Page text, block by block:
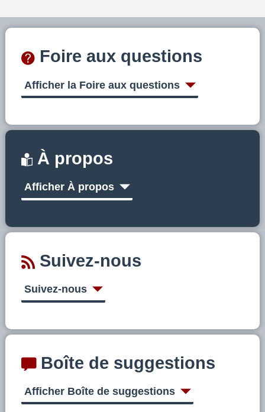
Foire aux questions
Afficher la Foire aux questions
À propos
Afficher À propos
Suivez-nous
Suivez-nous
Boîte de suggestions
Afficher Boîte de suggestions